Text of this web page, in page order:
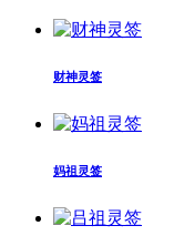
财神灵签
妈祖灵签